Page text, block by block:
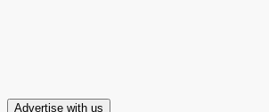
Advertise with us